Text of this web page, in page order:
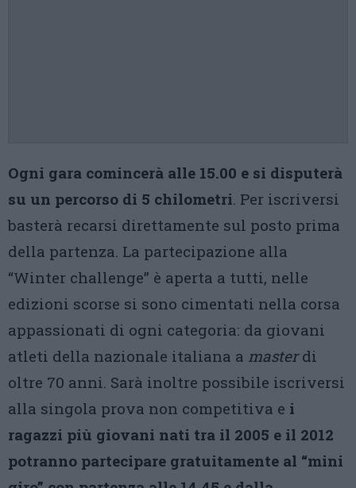
Ogni gara comincerà alle 15.00 e si disputerà
su un percorso di 5 chilometri. Per iscriversi
basterà recarsi direttamente sul posto prima
della partenza. La partecipazione alla
“Winter challenge” è aperta a tutti, nelle
edizioni scorse si sono cimentati nella corsa
appassionati di ogni categoria: da giovani
atleti della nazionale italiana a masterdi
oltre 70 anni. Sarà inoltre possibile iscriversi
alla singola prova non competitiva e i
ragazzi più giovani nati tra il 2005 e il 2012
potranno partecipare gratuitamente al “mini